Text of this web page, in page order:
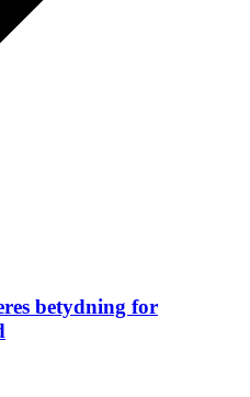
betydning for